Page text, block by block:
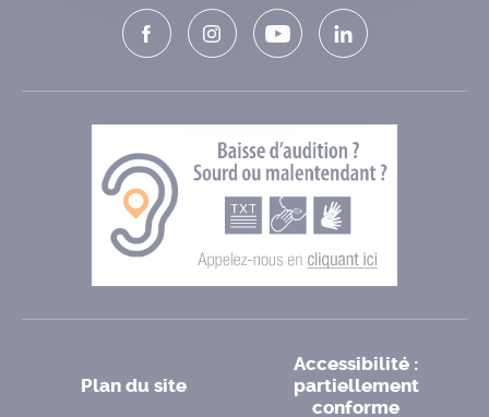
Plan du site
Accessibilité :
partiellement
conforme